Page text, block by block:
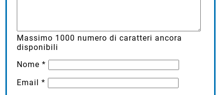
Massimo 1000 numero di caratteri ancora
disponibili
Nome*
Email*